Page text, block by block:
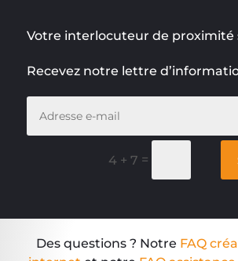
Votre interlocuteur de proximité
Recevez notre lettre
4 + 7 =
Des questions ? Notre FAQ